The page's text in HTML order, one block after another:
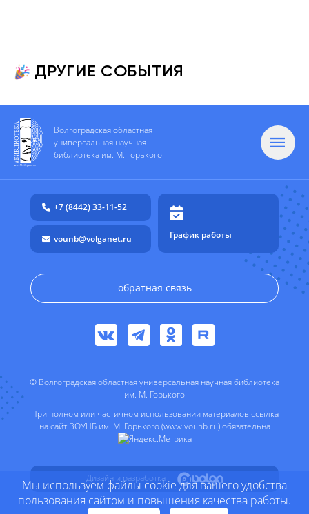
ДРУГИЕ СОБЫТИЯ
Волгоградская областная
универсальная научная
библиотека им. М. Горького
+7 (8442) 33-11-52
vounb@volganet.ru График работы
обратная связь
© Волгоградская областная универсальная научная библиотека
им. М. Горького
При полном или частичном использовании материалов ссылка
на сайт ВОУНБ им. М. Горького (www.vounb.ru) обязательна
Дизайн и разработка
Мы используем файлы cookie для вашего удобства
пользования сайтом и повышения качества работы.